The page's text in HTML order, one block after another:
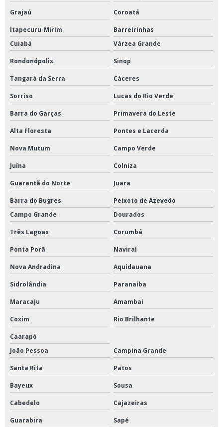
Grajaú Coroatá
Itapecuru-Mirim
Barreirinhas
Cuiabá
Várzea Grande
Rondonópolis Sinop
Tangará da Serra Cáceres
Sorriso Lucas do Rio Verde
Barra do Garças Primavera do Leste
Alta Floresta Pontes e Lacerda
Nova Mutum Campo Verde
Juína Colniza
Guarantã do Norte Juara
Barra do Bugres
Peixoto de Azevedo
Campo Grande
Dourados
Três Lagoas Corumbá
Ponta Porã Naviraí
Nova Andradina Aquidauana
Sidrolândia Paranaíba
Maracaju Amambai
Coxim Rio Brilhante
Caarapó
João Pessoa
Campina Grande
Santa Rita Patos
Bayeux Sousa
Cabedelo Cajazeiras
Guarabira Sapé